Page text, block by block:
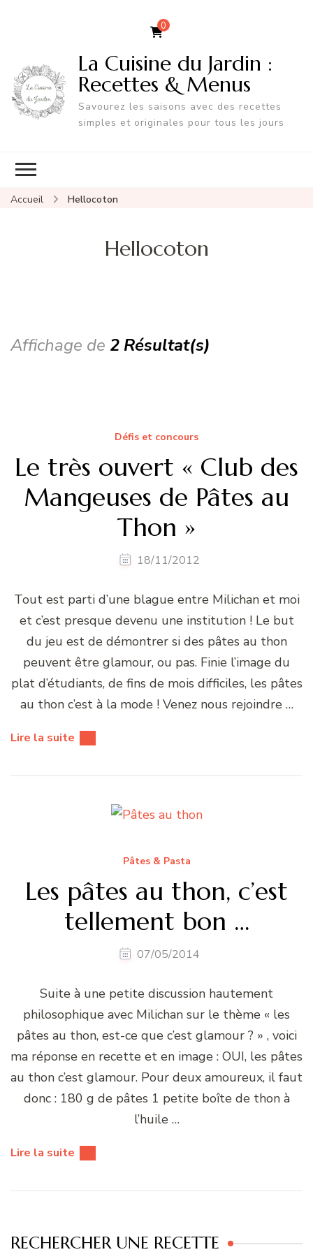
0
La Cuisine du Jardin :
Recettes & Menus
Savourez les saisons avec des recettes
simples et originales pour tous les jours
Accueil Hellocoton
Hellocoton
Affichage de 2 Résultat(s)
Défis et concours
Le très ouvert « Club des
Mangeuses de Pâtes au
Thon »
18/11/2012
Tout est parti d’une blague entre Milichan et moi
et c’est presque devenu une institution ! Le but
du jeu est de démontrer si des pâtes au thon
peuvent être glamour, ou pas. Finie l’image du
plat d’étudiants, de fins de mois difficiles, les pâtes
au thon c’est à la mode ! Venez nous rejoindre …
Lire la suite
Pâtes & Pasta
Les pâtes au thon, c’est
tellement bon …
07/05/2014
Suite à une petite discussion hautement
philosophique avec Milichan sur le thème « les
pâtes au thon, est-ce que c’est glamour ? » , voici
ma réponse en recette et en image : OUI, les pâtes
au thon c’est glamour. Pour deux amoureux, il faut
donc : 180 g de pâtes 1 petite boîte de thon à
l’huile …
Lire la suite
RECHERCHER UNE RECETTE